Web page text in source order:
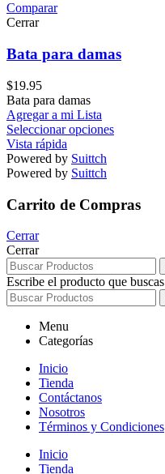
Comparar
Cerrar
Bata para damas
$19.95
Bata para damas
Agregar a mi Lista
Seleccionar opciones
Vista rápida
Powered by Suittch
Powered by Suittch
Carrito de Compras
Cerrar
Cerrar
Escribe el producto que buscas
Menu
Categorías
Inicio
Tienda
Contáctanos
Nosotros
Términos y Condiciones
Inicio
Tienda